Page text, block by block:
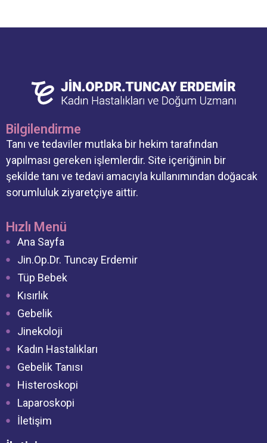
Bilgilendirme
Tanı ve tedaviler mutlaka bir hekim tarafından
yapılması gereken işlemlerdir. Site içeriğinin bir
şekilde tanı ve tedavi amacıyla kullanımından doğacak
sorumluluk ziyaretçiye aittir.
Hızlı Menü
Ana Sayfa
Jin.Op.Dr. Tuncay Erdemir
Tüp Bebek
Kısırlık
Gebelik
Jinekoloji
Kadın Hastalıkları
Gebelik Tanısı
Histeroskopi
Laparoskopi
İletişim